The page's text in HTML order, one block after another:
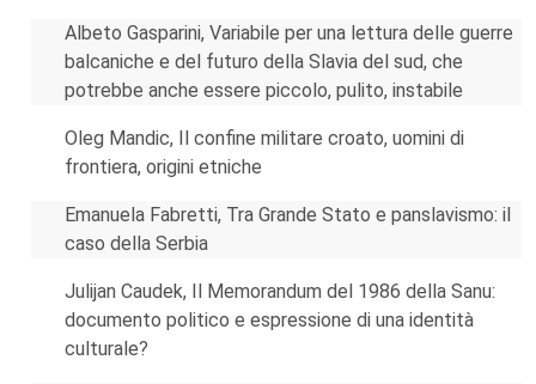
Albeto Gasparini, Variabile per una lettura delle guerre
balcaniche e del futuro della Slavia del sud, che
potrebbe anche essere piccolo, pulito, instabile
Oleg Mandic, Il confine militare croato, uomini di
frontiera, origini etniche
Emanuela Fabretti, Tra Grande Stato e panslavismo: il
caso della Serbia
Julijan Caudek, Il Memorandum del 1986 della Sanu:
documento politico e espressione di una identità
culturale?